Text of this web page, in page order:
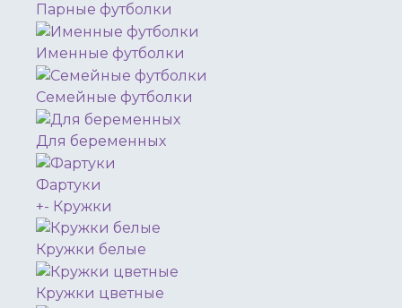
Парные футболки
Именные футболки
Семейные футболки
Для беременных
Фартуки
+- Кружки
Кружки белые
Кружки цветные